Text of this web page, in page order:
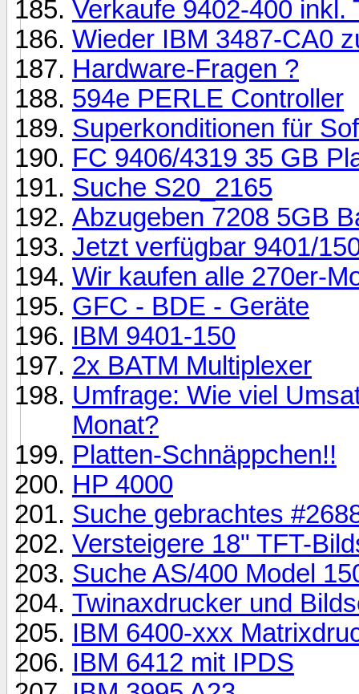
Verkaufe 9402-400 inkl.
Wieder IBM 3487-CA0
Hardware-Fragen ?
594e PERLE Controller
Superkonditionen für
FC 9406/4319 35 GB
Suche S20_2165
Abzugeben 7208 5GB
Jetzt verfügbar 9401/
Wir kaufen alle 270er-
GFC - BDE - Geräte
IBM 9401-150
2x BATM Multiplexer
Umfrage: Wie viel
Monat?
Platten-Schnäppchen!!
HP 4000
Suche gebrachtes
Versteigere 18" TFT-
Suche AS/400 Model
Twinaxdrucker und
IBM 6400-xxx
IBM 6412 mit IPDS